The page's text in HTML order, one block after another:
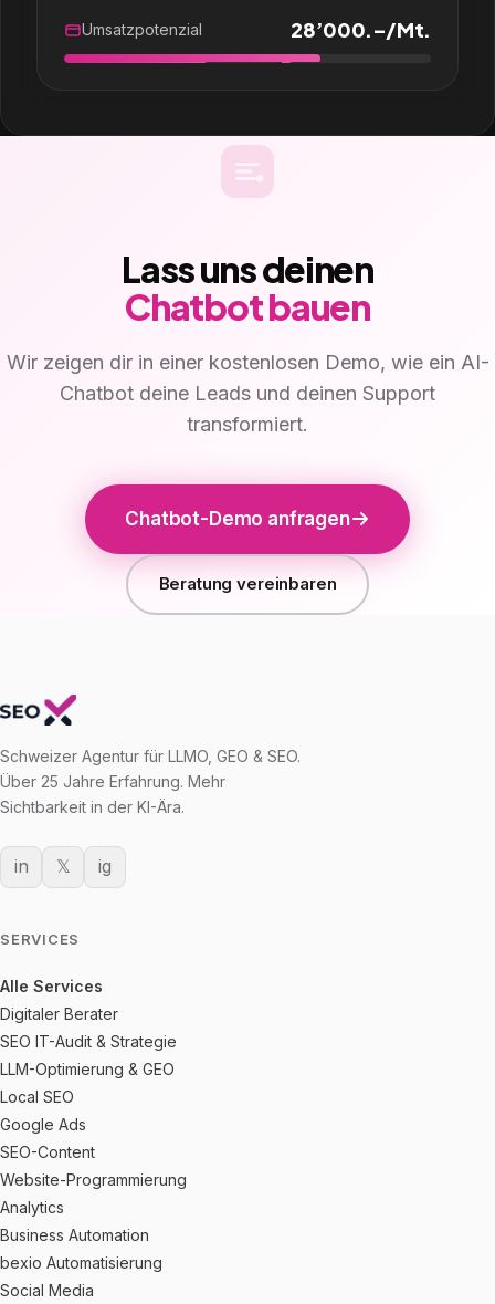
Umsatzpotenzial 28’000.–/Mt.
Lass uns deinen
Chatbot bauen
Wir zeigen dir in einer kostenlosen Demo, wie ein AI-
Chatbot deine Leads und deinen Support
transformiert.
Chatbot-Demo anfragen
Beratung vereinbaren
Schweizer Agentur für LLMO, GEO & SEO.
Über 25 Jahre Erfahrung. Mehr
Sichtbarkeit in der KI-Ära.
in 𝕏 ig
SERVICES
Alle Services
Digitaler Berater
SEO IT-Audit & Strategie
LLM-Optimierung & GEO
Local SEO
Google Ads
SEO-Content
Website-Programmierung
Analytics
Business Automation
bexio Automatisierung
Social Media